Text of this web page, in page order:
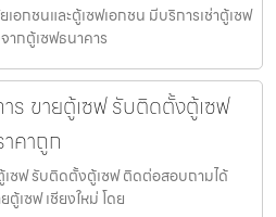
อกชนและตู้เซฟเอกชน มีบริการเช่าตู้เซฟ
ากตู้เซฟธนาคาร
ร ขายตู้เซฟ รับติดตั้งตู้เซฟ
คาถูก
เซฟ รับติดตั้งตู้เซฟ ติดต่อสอบถามได้
เซฟ เชียงใหม่ โดย